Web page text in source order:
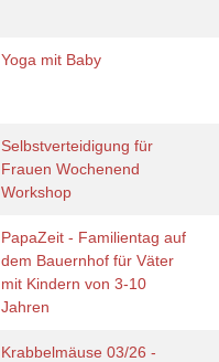
Yoga mit Baby
Selbstverteidigung für
Frauen Wochenend
Workshop
PapaZeit - Familientag auf
dem Bauernhof für Väter
mit Kindern von 3-10
Jahren
Krabbelmäuse 03/26 -